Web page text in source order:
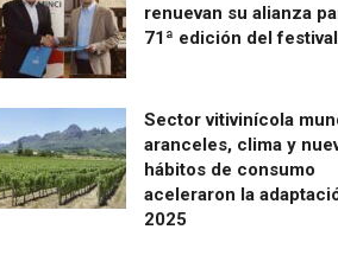
renuevan su alianza
71ª edición del festival
Sector vitivinícola
aranceles, clima y
hábitos de consumo
aceleraron la
2025